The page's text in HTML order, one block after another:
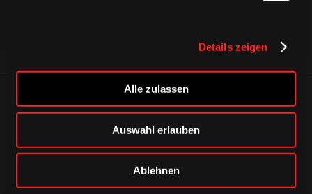
Details zeigen
Alle zulassen
Auswahl erlauben
Ablehnen
ÄHNLICHE NEWS